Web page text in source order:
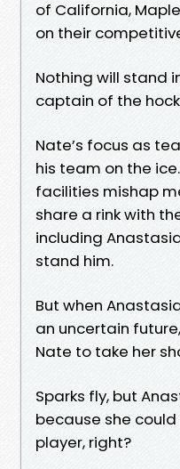
of California,
on their
Nothing will stand
captain of the
Nate’s focus as
his team on the
facilities mishap
share a rink with
including
stand him.
But when
an uncertain
Nate to take her
Sparks fly, but
because she
player, right?